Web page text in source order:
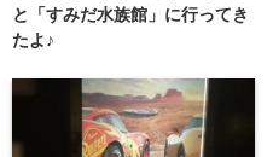
と「すみだ水族館」に行ってき
たよ♪